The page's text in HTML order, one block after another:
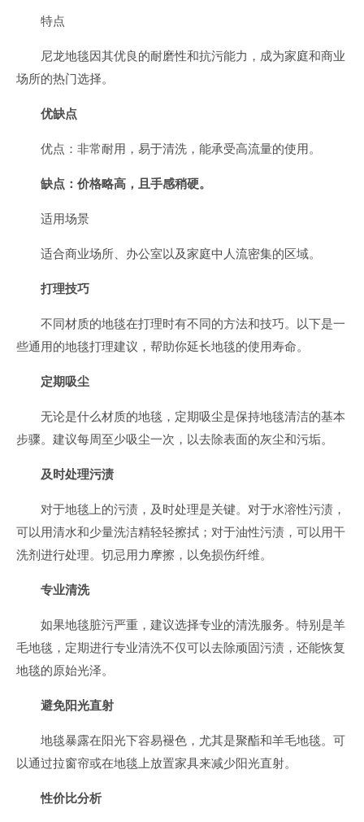
特点
尼龙地毯因其优良的耐磨性和抗污能力，成为家庭和商业
场所的热门选择。
优缺点
优点：非常耐用，易于清洗，能承受高流量的使用。
缺点：价格略高，且手感稍硬。
适用场景
适合商业场所、办公室以及家庭中人流密集的区域。
打理技巧
不同材质的地毯在打理时有不同的方法和技巧。以下是一
些通用的地毯打理建议，帮助你延长地毯的使用寿命。
定期吸尘
无论是什么材质的地毯，定期吸尘是保持地毯清洁的基本
步骤。建议每周至少吸尘一次，以去除表面的灰尘和污垢。
及时处理污渍
对于地毯上的污渍，及时处理是关键。对于水溶性污渍，
可以用清水和少量洗洁精轻轻擦拭；对于油性污渍，可以用干
洗剂进行处理。切忌用力摩擦，以免损伤纤维。
专业清洗
如果地毯脏污严重，建议选择专业的清洗服务。特别是羊
毛地毯，定期进行专业清洗不仅可以去除顽固污渍，还能恢复
地毯的原始光泽。
避免阳光直射
地毯暴露在阳光下容易褪色，尤其是聚酯和羊毛地毯。可
以通过拉窗帘或在地毯上放置家具来减少阳光直射。
性价比分析